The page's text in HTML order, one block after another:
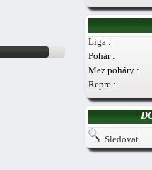
Liga :
Pohár :
Mez.poháry :
Repre :
Sledovat